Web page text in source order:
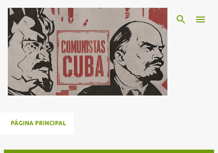
Ir al contenido principal
PÁGINA PRINCIPAL